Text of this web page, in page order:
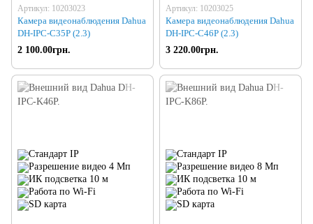
Артикул: 10203023
Камера видеонаблюдения Dahua
DH-IPC-C35P (2.3)
2 100.00грн.
Артикул: 10203025
Камера видеонаблюдения Dahua
DH-IPC-C46P (2.3)
3 220.00грн.